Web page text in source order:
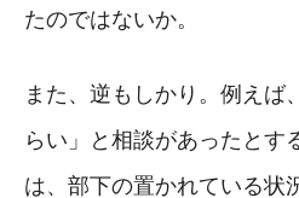
たのではないか。
また、逆もしかり。例えば
らい」と相談があったとす
は、部下の置かれている状